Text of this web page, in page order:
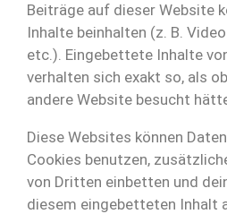
Beiträge auf dieser Website
Inhalte beinhalten (z. B.
etc.). Eingebettete Inhalte
verhalten sich exakt so, als
andere Website besucht
Diese Websites können
Cookies benutzen,
von Dritten einbetten und
diesem eingebetteten Inhalt